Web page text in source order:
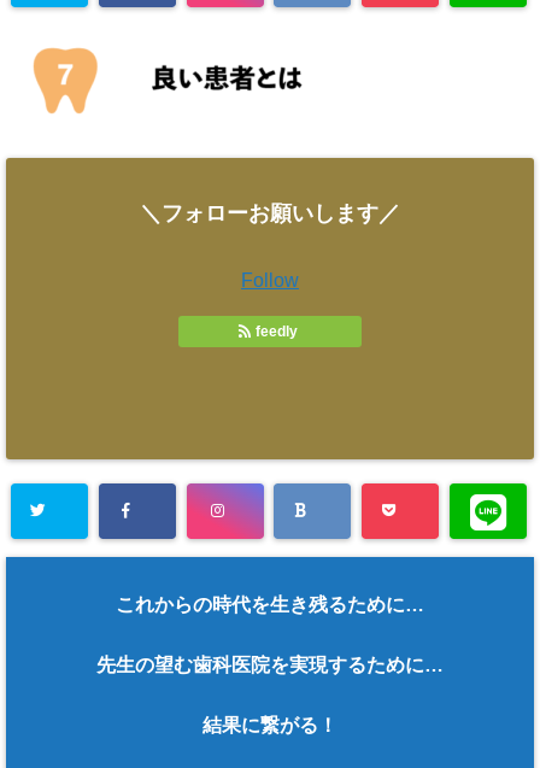
＼フォローお願いします／
Follow
feedly
これからの時代を生き残るために…
先生の望む歯科医院を実現するために…
結果に繋がる！